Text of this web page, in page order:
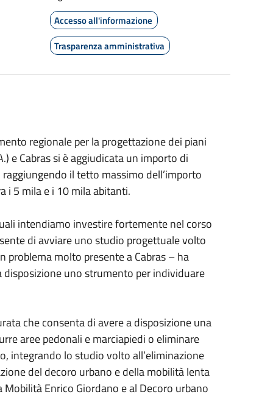
Accesso all'informazione
Trasparenza amministrativa
regionale per la progettazione dei piani
e Cabras si è aggiudicata un importo di
il tetto massimo dell’importo
i 5 mila e i 10 mila abitanti.
intendiamo investire fortemente nel corso
di avviare uno studio progettuale volto
molto presente a Cabras – ha
uno strumento per individuare
che consenta di avere a disposizione una
aree pedonali e marciapiedi o eliminare
integrando lo studio volto all’eliminazione
del decoro urbano e della mobilità lenta
Enrico Giordano e al Decoro urbano